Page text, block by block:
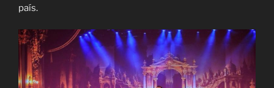
país.